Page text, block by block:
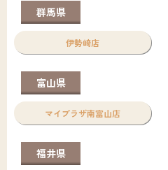
群馬県
伊勢崎店
富山県
マイプラザ南富山店
福井県